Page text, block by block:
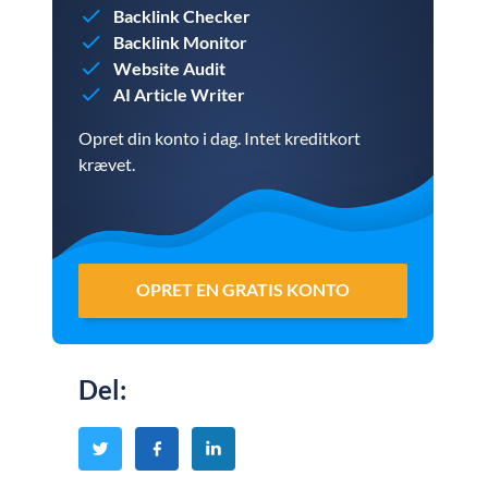
Backlink Checker
Backlink Monitor
Website Audit
AI Article Writer
Opret din konto i dag. Intet kreditkort
krævet.
OPRET EN GRATIS KONTO
Del: